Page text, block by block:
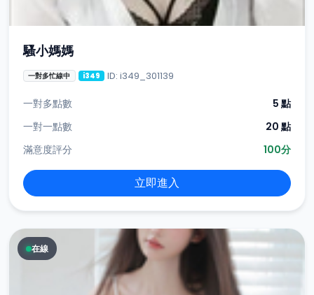
騷小媽媽
一對多忙線中 i349 ID: i349_301139
一對多點數
5 點
一對一點數
20 點
滿意度評分
100分
立即進入
在線